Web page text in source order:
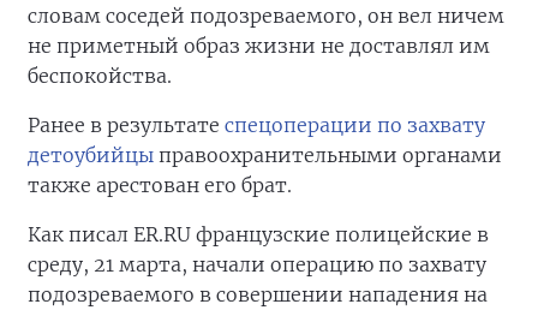
словам соседей подозреваемого, он вел ничем
не приметный образ жизни не доставлял им
беспокойства.
Ранее в результате спецоперации по захвату
детоубийцы правоохранительными органами
также арестован его брат.
Как писал ER.RU французские полицейские в
среду, 21 марта, начали операцию по захвату
подозреваемого в совершении нападения на